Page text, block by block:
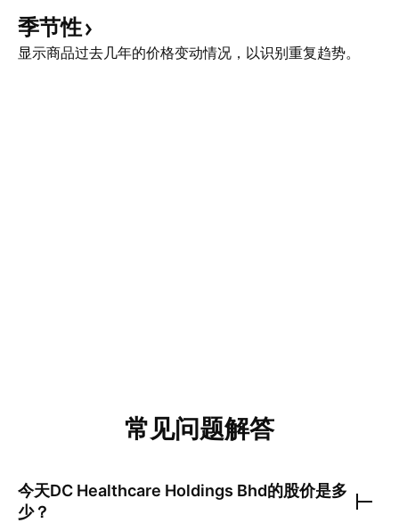
季节性
显示商品过去几年的价格变动情况，以识别重复趋势。
常见问题解答
今天DC Healthcare Holdings Bhd的股价是多
少？